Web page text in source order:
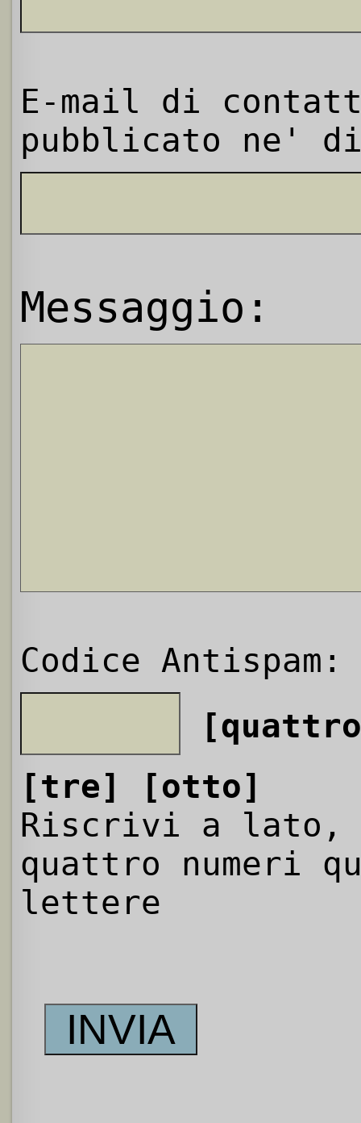
E-mail di
pubblicato ne'
Messaggio:
Codice Antispam:
[tre]
[otto]
Riscrivi a
quattro numeri
lettere